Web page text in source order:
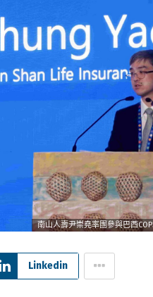
南山人壽尹崇堯率團參與巴西
Linkedin